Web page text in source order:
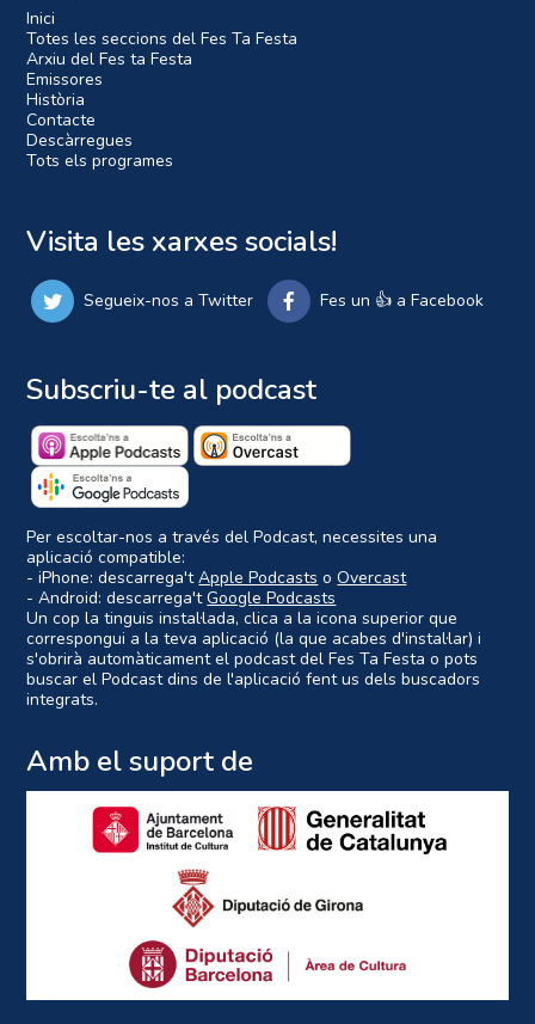
Inici
Totes les seccions del Fes Ta Festa
Arxiu del Fes ta Festa
Emissores
Història
Contacte
Descàrregues
Tots els programes
Visita les xarxes socials!
Segueix-nos a Twitter Fes un 👍 a Facebook
Subscriu-te al podcast
Per escoltar-nos a través del Podcast, necessites una
aplicació compatible:
- iPhone: descarrega'tApple Podcasts oOvercast
- Android: descarrega'tGoogle Podcasts
Un cop la tinguis instal·lada, clica a la icona superior que
correspongui a la teva aplicació (la que acabes d'instal·lar) i
s'obrirà automàticament el podcast del Fes Ta Festa o pots
buscar el Podcast dins de l'aplicació fent us dels buscadors
integrats.
Amb el suport de